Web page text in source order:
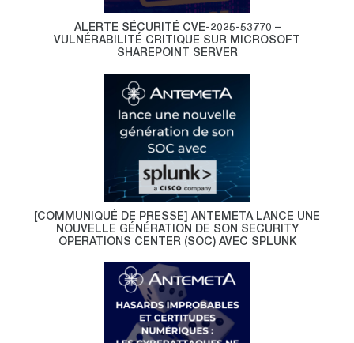
ALERTE SÉCURITÉ CVE-2025-53770 –
VULNÉRABILITÉ CRITIQUE SUR MICROSOFT
SHAREPOINT SERVER
[COMMUNIQUÉ DE PRESSE] ANTEMETA LANCE UNE
NOUVELLE GÉNÉRATION DE SON SECURITY
OPERATIONS CENTER (SOC) AVEC SPLUNK